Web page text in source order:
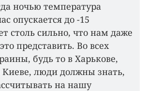
ночью температура
опускается до -15
столь сильно, что нам даже
представить. Во всех
будь то в Харькове,
Киеве, люди должны знать,
на нашу